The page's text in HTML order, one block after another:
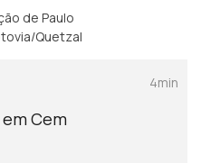
de Paulo
Quetzal
Cem
4min